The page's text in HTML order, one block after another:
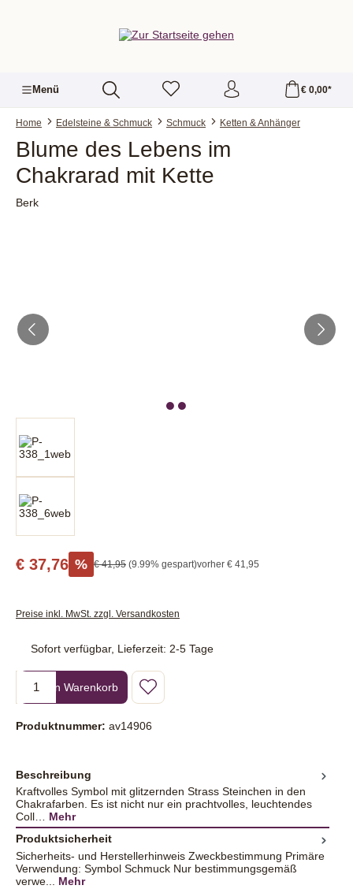
Menü € 0,00*
Home Edelsteine & Schmuck Schmuck Ketten & Anhänger
Blume des Lebens im
Chakrarad mit Kette
Berk
€ 37,76 % € 41,95 (9.99% gespart)vorher € 41,95
Preise inkl. MwSt. zzgl. Versandkosten
Sofort verfügbar, Lieferzeit: 2-5 Tage
Produkt Anzahl: Gib den gewünschten Wert ein oder benutze die
In den Warenkorb
Produktnummer: av14906
Beschreibung
Kraftvolles Symbol mit glitzernden Strass Steinchen in den
Chakrafarben. Es ist nicht nur ein prachtvolles, leuchtendes
Coll… Mehr
Produktsicherheit
Sicherheits- und Herstellerhinweis Zweckbestimmung Primäre
Verwendung: Symbol Schmuck Nur bestimmungsgemäß
verwe... Mehr